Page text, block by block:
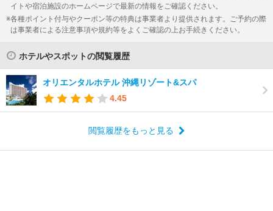
イトや宿泊施設のホームページで最新の情報をご確認ください。
各種ポイント付与やクーポン等の特典は事業者より提供されます。ご予約の際
は事業者による注意事項や規約等をよくご確認の上お手続きください。
ホテルやスポットの閲覧履歴
オリエンタルホテル 沖縄リゾート&スパ
4.45
閲覧履歴をもっと見る